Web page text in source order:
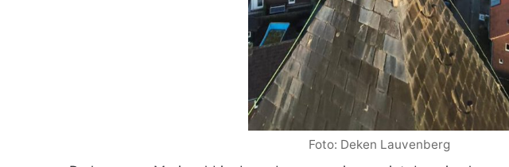
Foto: Deken Lauvenberg